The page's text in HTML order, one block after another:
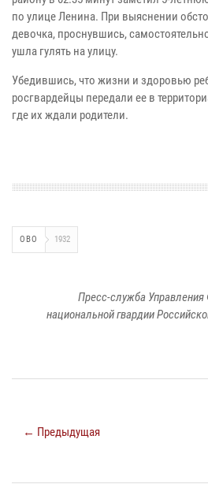
по улице Ленина. При выяснении
девочка, проснувшись,
ушла гулять на улицу.
Убедившись, что жизни и здоровью
росгвардейцы передали ее в
где их ждали родители.
ОВО 1932
Пресс-служба
национальной гвардии
← Предыдущая